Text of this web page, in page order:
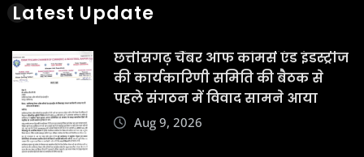
Latest Update
छत्तीसगढ़ चैंबर ऑफ कॉमर्स एंड इंडस्ट्रीज
की कार्यकारिणी समिति की बैठक से
पहले संगठन में विवाद सामने आया
Aug 9, 2026